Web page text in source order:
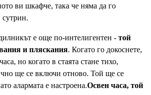
ви шкафче, така че няма да го
сутрин.
е още по-интелигентен - той
и пляскания. Когато го докоснете,
но когато в стаята стане тихо,
ще се включи отново. Той ще се
алармата е настроена.Освен часа, той